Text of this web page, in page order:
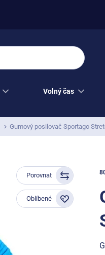
Volný čas
Gumový posilovač Sportago
Porovnat
Oblíbené